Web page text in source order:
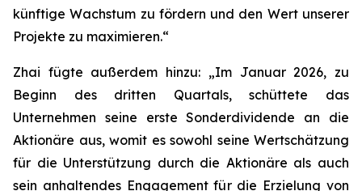
künftige Wachstum zu fördern und den Wert unserer
Projekte zu maximieren.“
Zhai fügte außerdem hinzu: „Im Januar 2026, zu
Beginn des dritten Quartals, schüttete das
Unternehmen seine erste Sonderdividende an die
Aktionäre aus, womit es sowohl seine Wertschätzung
für die Unterstützung durch die Aktionäre als auch
sein anhaltendes Engagement für die Erzielung von